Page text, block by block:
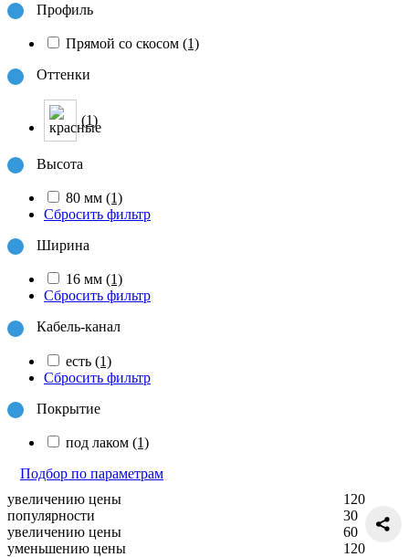
Профиль
Прямой со скосом (1)
Оттенки
(1)
Высота
80 мм (1)
Сбросить фильтр
Ширина
16 мм (1)
Сбросить фильтр
Кабель-канал
есть (1)
Сбросить фильтр
Покрытие
под лаком (1)
Подбор по параметрам
увеличению цены
популярности
увеличению цены
уменьшению цены
120
30
60
120